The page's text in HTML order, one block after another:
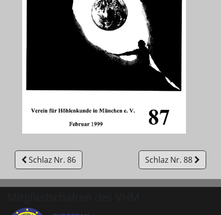
Schlaz Nr. 86 Schlaz Nr. 88